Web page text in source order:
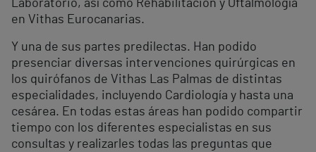
Laboratorio, así como Rehabilitación y Oftalmología
en Vithas Eurocanarias.
Y una de sus partes predilectas. Han podido
presenciar diversas intervenciones quirúrgicas en
los quirófanos de Vithas Las Palmas de distintas
especialidades, incluyendo Cardiología y hasta una
cesárea. En todas estas áreas han podido compartir
tiempo con los diferentes especialistas en sus
consultas y realizarles todas las preguntas que